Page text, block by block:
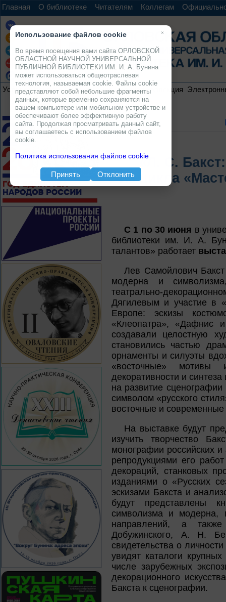
Главная О библиотеке Читателям Коллегам
Услуги Ресурсы Проекты Электронная коллекция
«Л. С.
Из цикла
С 1 по 30 июня в
библиотеки им. И. А.
талантов» работает
Лев Самойлович
модерна и
театрально-
Дягилевым и участие в
Европе: эскизы
«Клеопатра»,
создавали целостную
становились частью
орнаменты и силуэты
«восточные» мотивы
декоративности и
на развитие сценографии
символом «русского
восточные и
На выставке будут
изучить творчество
монографии российских
репродукциями его
декораций, станковых
изданиями о «Русских
эскизами Бакста и
будут представлены
символизма и модерна,
направлений, а
Добужинского, А. Н.
свидетельства о
увидят каталоги
числе зарубежных
декорационного
Бакста к сценографии.
×
Использование файлов cookie
Во время посещения вами сайта ОРЛОВСКОЙ
ОБЛАСТНОЙ НАУЧНОЙ УНИВЕРСАЛЬНОЙ
ПУБЛИЧНОЙ БИБЛИОТЕКИ ИМ. И. А. Бунина
может использоваться общеотраслевая
технология, называемая cookie. Файлы cookie
представляют собой небольшие фрагменты
данных, которые временно сохраняются на
вашем компьютере или мобильном устройстве и
обеспечивают более эффективную работу
сайта. Продолжая просматривать данный сайт,
вы соглашаетесь с использованием файлов
cookie.
Политика использования файлов cookie
Принять Отклонить